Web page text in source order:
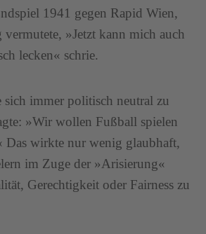
1941 gegen Rapid Wien,
»Jetzt kann mich auch
lecken« schrie.
sich immer politisch neutral zu
»Wir wollen Fußball spielen
Das wirkte nur wenig glaubhaft,
im Zuge der »Arisierung«
Gerechtigkeit oder Fairness zu